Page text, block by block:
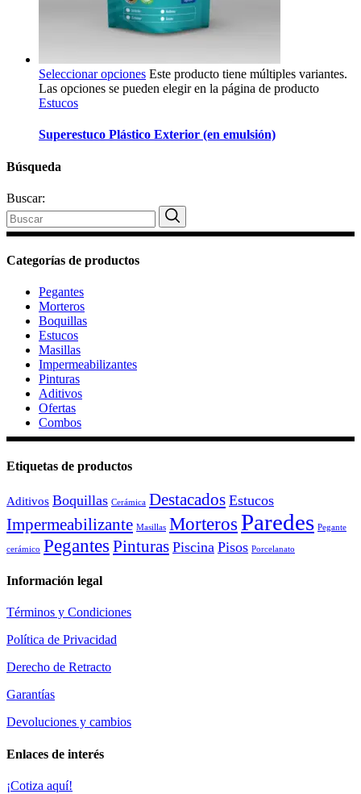
Seleccionar opciones Este producto tiene múltiples variantes.
Las opciones se pueden elegir en la página de producto
Estucos
Superestuco Plástico Exterior (en emulsión)
Búsqueda
Buscar:
Categorías de productos
Pegantes
Morteros
Boquillas
Estucos
Masillas
Impermeabilizantes
Pinturas
Aditivos
Ofertas
Combos
Etiquetas de productos
Aditivos Boquillas Cerámica Destacados Estucos
Impermeabilizante Masillas Morteros Paredes Pegante
cerámico Pegantes Pinturas Piscina Pisos Porcelanato
Información legal
Términos y Condiciones
Política de Privacidad
Derecho de Retracto
Garantías
Devoluciones y cambios
Enlaces de interés
¡Cotiza aquí!